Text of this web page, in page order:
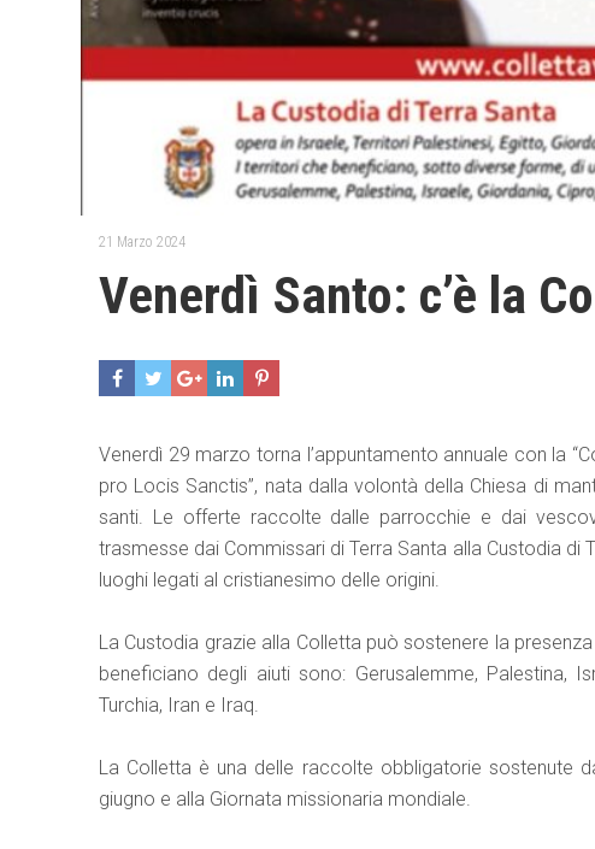
21 Marzo 2024
Venerdì Santo: c’è la
Venerdì 29 marzo torna l’appuntamento annuale con la
pro Locis Sanctis”, nata dalla volontà della Chiesa di
santi. Le offerte raccolte dalle parrocchie e dai
trasmesse dai Commissari di Terra Santa alla Custodia di
luoghi legati al cristianesimo delle origini.
La Custodia grazie alla Colletta può sostenere la
beneficiano degli aiuti sono: Gerusalemme, Palestina,
Turchia, Iran e Iraq.
La Colletta è una delle raccolte obbligatorie sostenute
giugno e alla Giornata missionaria mondiale.